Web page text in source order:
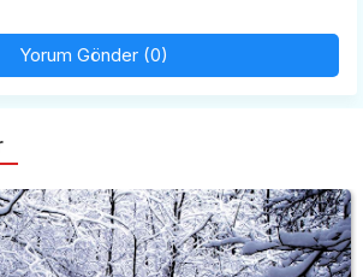
Yorum Gönder (0)